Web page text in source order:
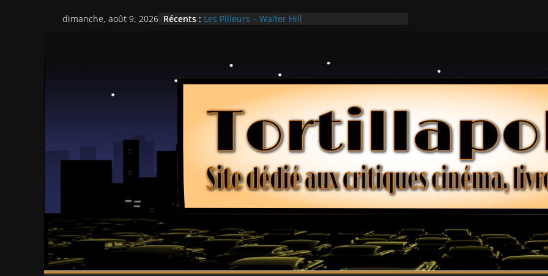
Passerdimanche, août 9, 2026 Récents : Les Pilleurs – Walter Hill
Ça chauffe au lycée Ridgemont – Amy Heckerling